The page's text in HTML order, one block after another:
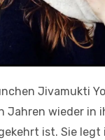
Jivamukti
Jahren wieder in
ist. Sie legt